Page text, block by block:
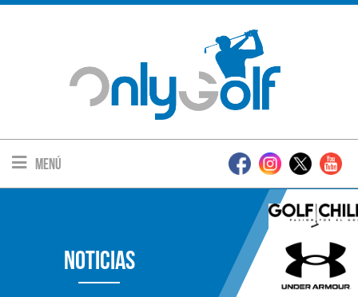
Menú
Noticias